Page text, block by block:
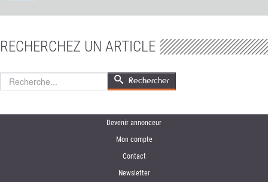
RECHERCHEZ UN ARTICLE
Rechercher Rechercher
Devenir annonceur
Mon compte
Contact
Newsletter